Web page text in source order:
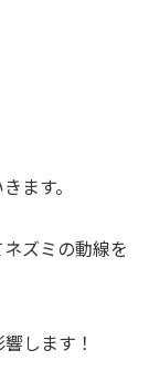
ます。
ズミの動線を
します！